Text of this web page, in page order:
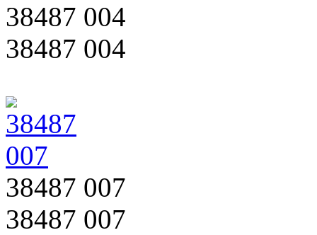
38487 004
38487 004
38487 007
38487 007